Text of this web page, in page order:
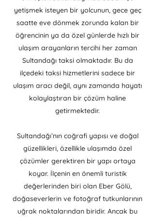
yetişmek isteyen bir yolcunun, gece geç
saatte eve dönmek zorunda kalan bir
öğrencinin ya da özel günlerde hızlı bir
ulaşım arayanların tercihi her zaman
Sultandağı taksi olmaktadır. Bu da
ilçedeki taksi hizmetlerini sadece bir
ulaşım aracı değil, aynı zamanda hayatı
kolaylaştıran bir çözüm haline
getirmektedir.
Sultandağı’nın coğrafi yapısı ve doğal
güzellikleri, özellikle ulaşımda özel
çözümler gerektiren bir yapı ortaya
koyar. İlçenin en önemli turistik
değerlerinden biri olan Eber Gölü,
doğaseverlerin ve fotoğraf tutkunlarının
uğrak noktalarından biridir. Ancak bu